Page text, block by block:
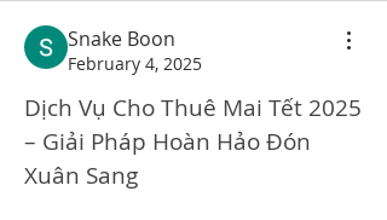
Snake Boon
February 4, 2025
Dịch Vụ Cho Thuê Mai Tết 2025
– Giải Pháp Hoàn Hảo Đón
Xuân Sang